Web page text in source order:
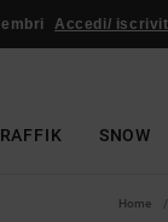
Accedi/
SNOW
Home